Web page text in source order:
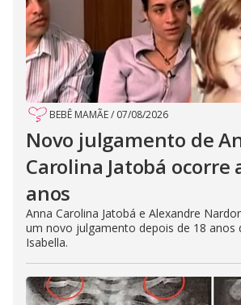
BEBÊ MAMÃE/ 07/08/2026
Novo julgamento de
Carolina Jatobá ocorre
anos
Anna Carolina Jatobá e Alexandre
um novo julgamento depois de 18 anos
Isabella.